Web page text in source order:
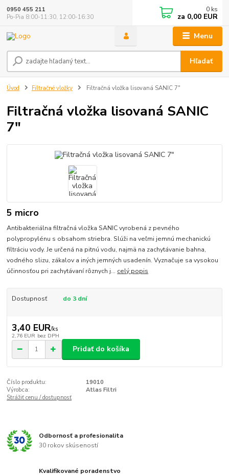
Menu
Hľadať
0950 455 211
Po-Pia 8:00-11:30, 12:00-16:30
0 ks
za 0,00 EUR
Úvod Filtračné vložky Filtračná vložka lisovaná SANIC 7"
Filtračná vložka lisovaná SANIC
7"
5 micro
Antibakteriálna filtračná vložka SANIC vyrobená z pevného
polypropylénu s obsahom striebra. Slúži na veľmi jemnú mechanickú
filtráciu vody. Je určená na pitnú vodu, najmä na zachytávanie bahna,
vodného slizu, zákalov a iných jemných usadenín. Vyznačuje sa vysokou
účinnosťou pri zachytávaní rôznych j... celý popis
Dostupnosť do 3 dní
3,40 EUR/ks
2,76 EUR bez DPH
Pridať do košíka
Číslo produktu:
19010
Výrobca:
Atlas Filtri
Strážiť cenu / dostupnosť
Odbornosť a profesionalita
30 rokov skúseností
Kvalifikované poradenstvo